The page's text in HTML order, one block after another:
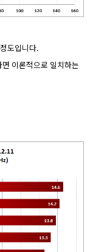
도입니다.
이론적으로 일치하는